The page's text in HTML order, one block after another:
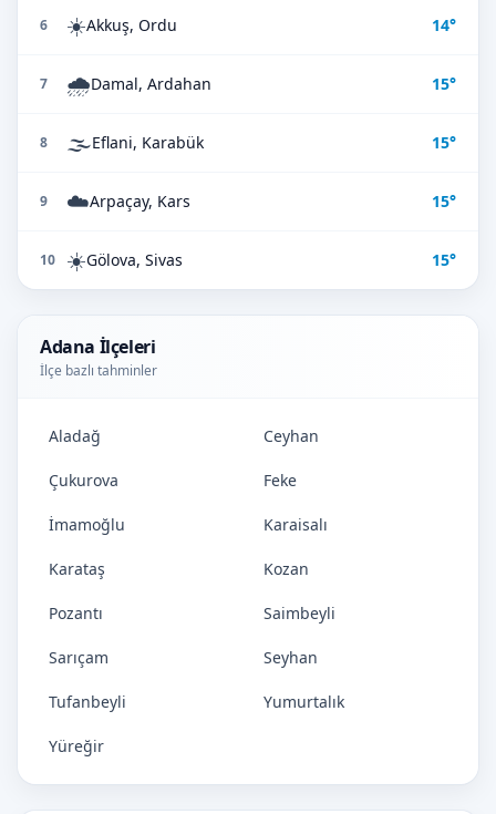
6 ☀️Akkuş, Ordu 14°
7 🌧️Damal, Ardahan 15°
8 🌫️Eflani, Karabük 15°
9 ☁️Arpaçay, Kars 15°
10 ☀️Gölova, Sivas 15°
Adana İlçeleri
İlçe bazlı tahminler
Aladağ Ceyhan
Çukurova Feke
İmamoğlu Karaisalı
Karataş Kozan
Pozantı Saimbeyli
Sarıçam Seyhan
Tufanbeyli Yumurtalık
Yüreğir